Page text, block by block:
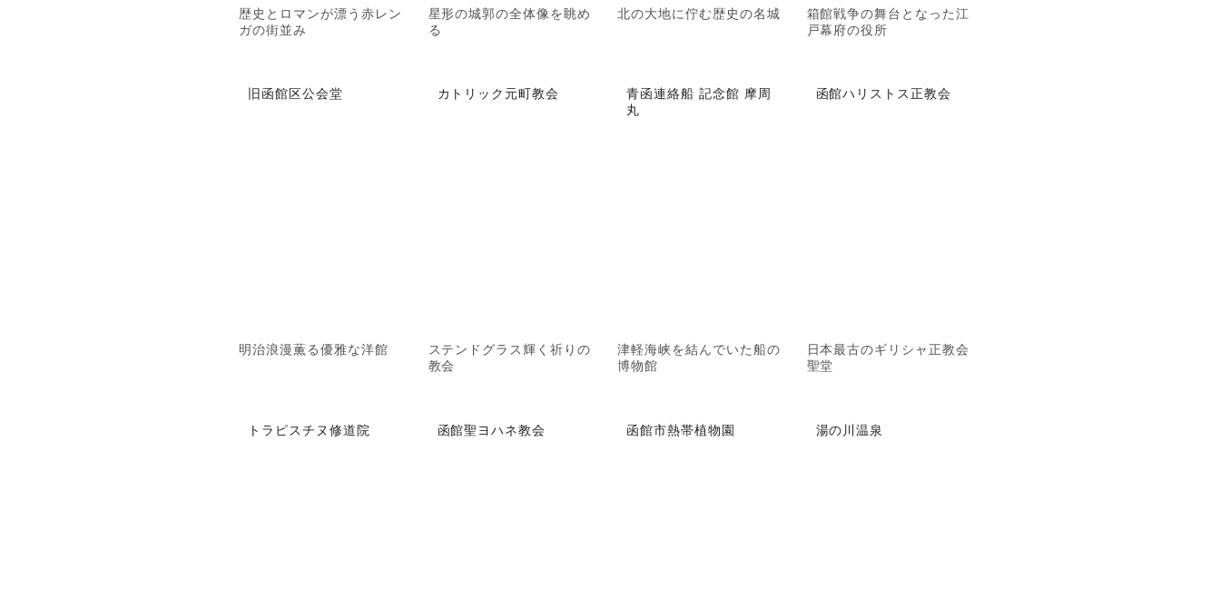
歴史とロマンが漂う赤レン
ガの街並み
星形の城郭の全体像を眺め
る
北の大地に佇む歴史の名城
箱館戦争の舞台となった江
戸幕府の役所
旧函館区公会堂
明治浪漫薫る優雅な洋館
カトリック元町教会
ステンドグラス輝く祈りの
教会
青函連絡船 記念館 摩周
丸
津軽海峡を結んでいた船の
博物館
函館ハリストス正教会
日本最古のギリシャ正教会
聖堂
トラピスチヌ修道院 函館聖ヨハネ教会 函館市熱帯植物園 湯の川温泉